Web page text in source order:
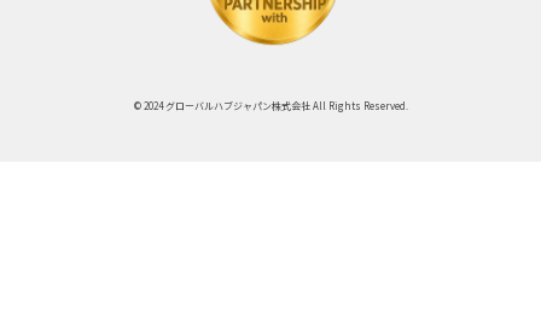
© 2024 グローバルハブジャパン株式会社 All Rights Reserved.